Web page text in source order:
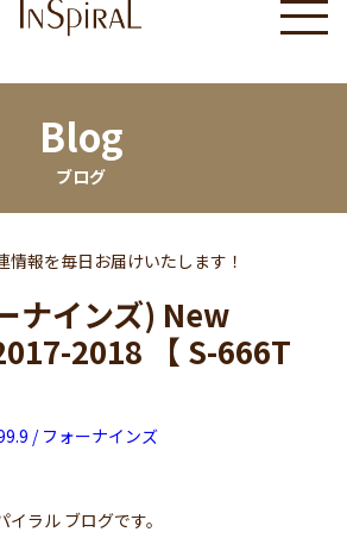
Blog
ブログ
報を毎日お届けいたします！
ナインズ) New
2018 【 S-666T
/ フォーナインズ
ラル ブログです。